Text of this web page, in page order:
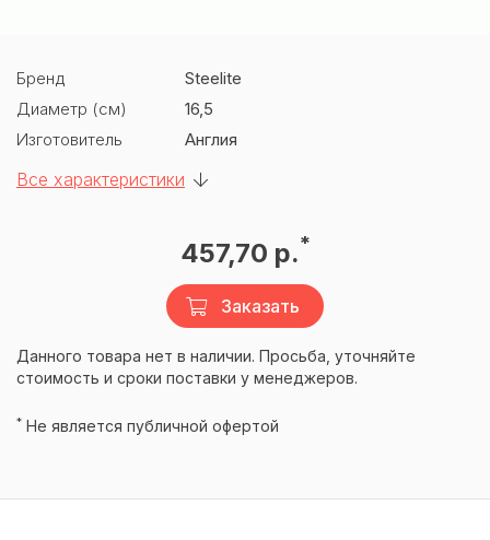
Бренд
Steelite
Диаметр (см)
16,5
Изготовитель
Англия
Все характеристики
457,70 р.*
Заказать
Данного товара нет в наличии. Просьба, уточняйте
стоимость и сроки поставки у менеджеров.
* Не является публичной офертой